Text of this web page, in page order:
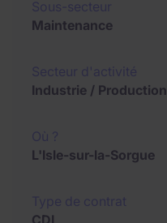
Maintenance
Industrie / Production
L'Isle-sur-la-Sorgue
CDI